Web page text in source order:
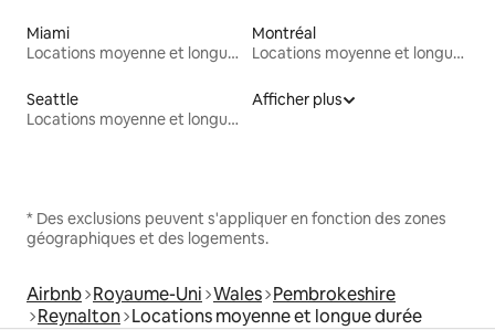
Miami
Locations moyenne et longue durée
Montréal
Locations moyenne et longue durée
Seattle
Locations moyenne et longue durée
Afficher plus
* Des exclusions peuvent s'appliquer en fonction des zones
géographiques et des logements.
Airbnb Royaume-Uni Wales Pembrokeshire
Reynalton Locations moyenne et longue durée